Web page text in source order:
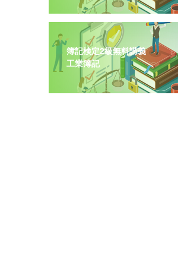
簿記検定2級無料講義
工業簿記